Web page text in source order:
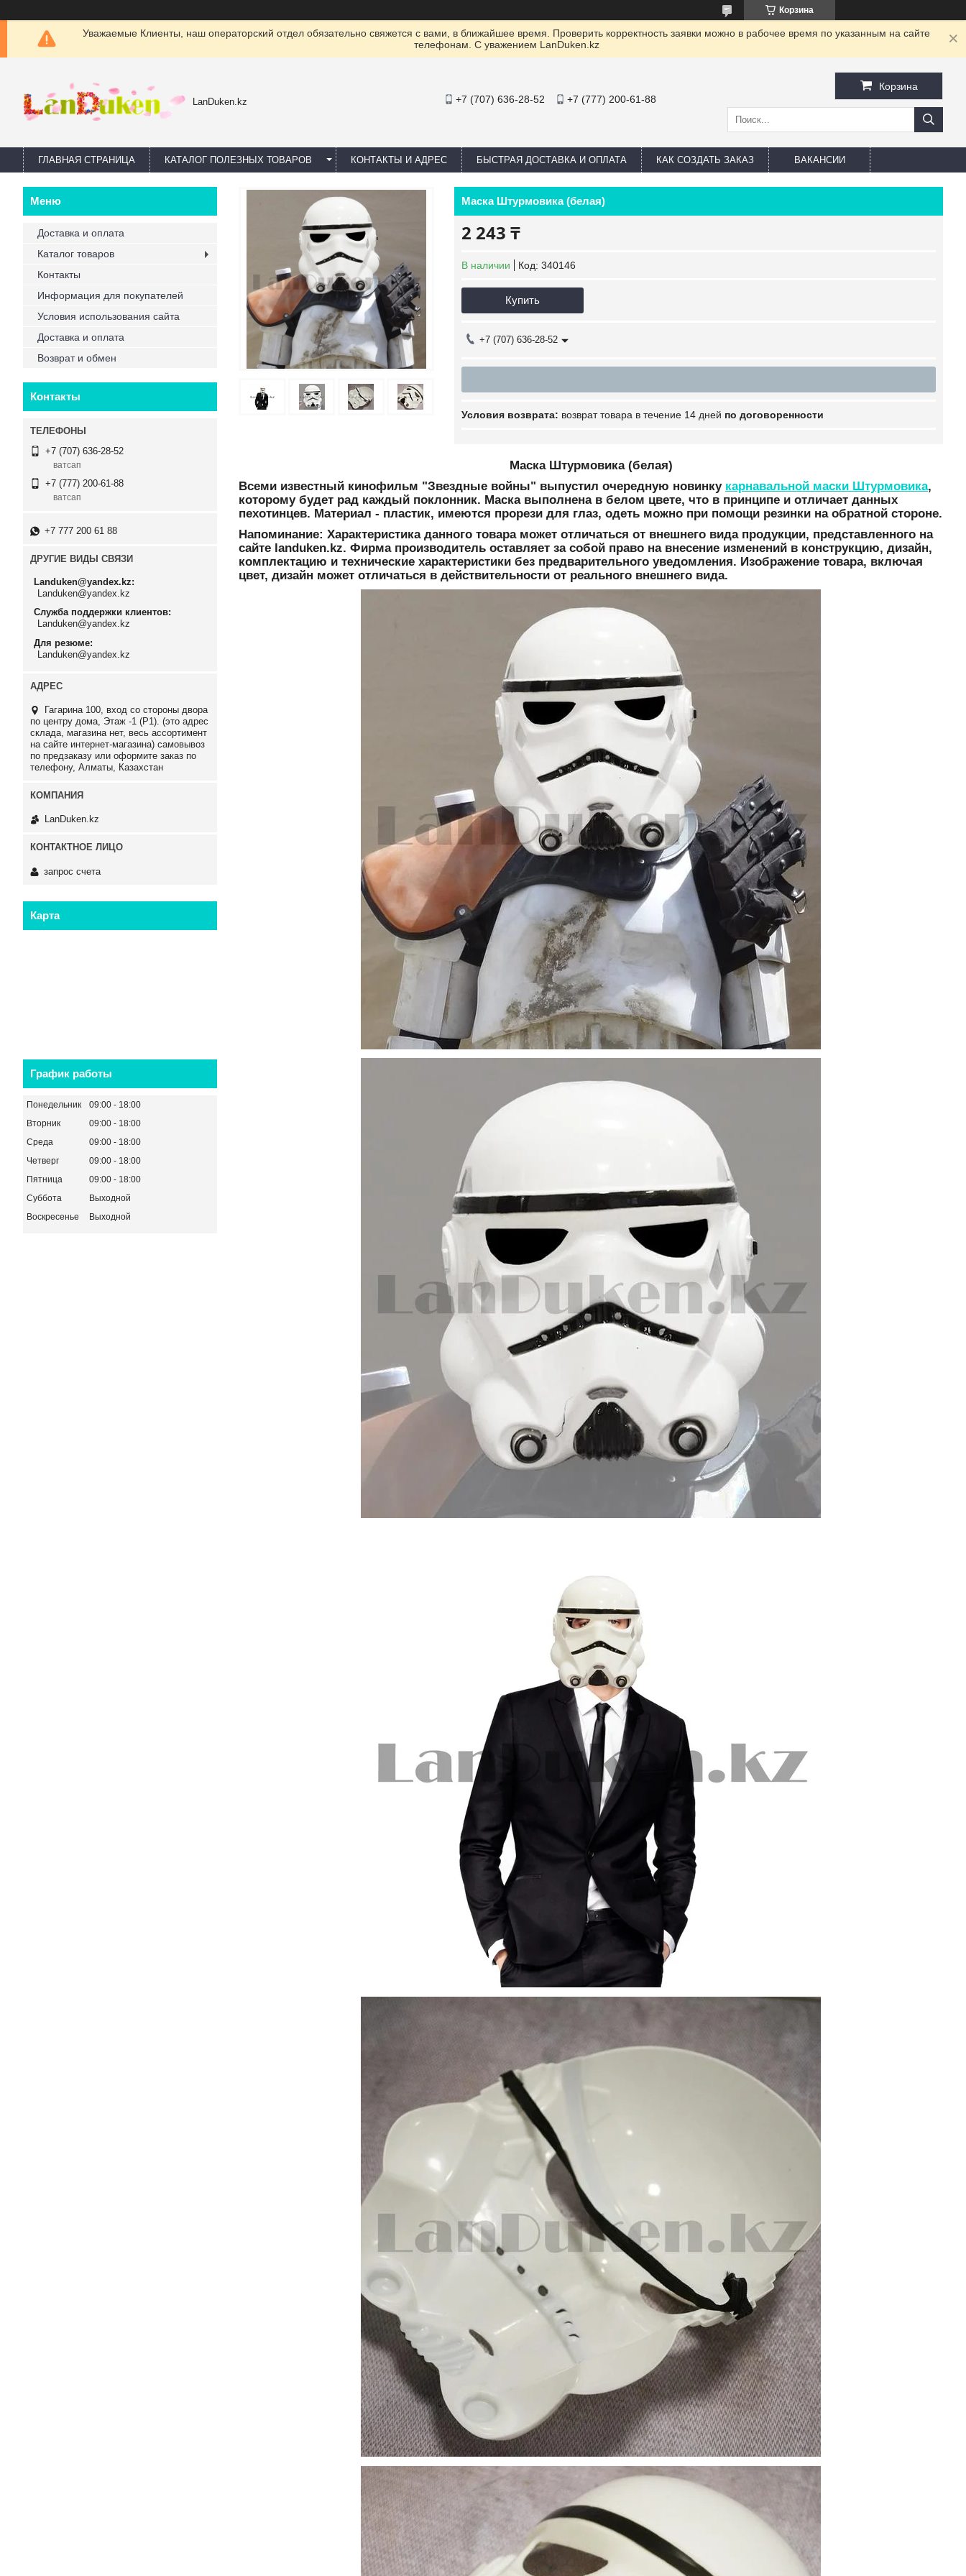
Корзина
Уважаемые Клиенты, наш операторский отдел обязательно свяжется с вами, в ближайшее время. Проверить корректность заявки можно в рабочее время по указанным на сайте
телефонам. С уважением LanDuken.kz
LanDuken.kz +7 (707) 636-28-52 +7 (777) 200-61-88
Корзина
ГЛАВНАЯ СТРАНИЦА КАТАЛОГ ПОЛЕЗНЫХ ТОВАРОВ КОНТАКТЫ И АДРЕС БЫСТРАЯ ДОСТАВКА И ОПЛАТА КАК СОЗДАТЬ ЗАКАЗ ВАКАНСИИ
Маска Штурмовика (белая)
2 243 ₸
В наличии Код: 340146
Купить
+7 (707) 636-28-52
возврат товара в течение 14 дней по договоренности
Маска Штурмовика (белая)
Всеми известный кинофильм "Звездные войны" выпустил очередную новинку карнавальной маски Штурмовика,
которому будет рад каждый поклонник. Маска выполнена в белом цвете, что в принципе и отличает данных
пехотинцев. Материал - пластик, имеются прорези для глаз, одеть можно при помощи резинки на обратной стороне.
Напоминание: Характеристика данного товара может отличаться от внешнего вида продукции, представленного на
сайте landuken.kz. Фирма производитель оставляет за собой право на внесение изменений в конструкцию, дизайн,
комплектацию и технические характеристики без предварительного уведомления. Изображение товара, включая
цвет, дизайн может отличаться в действительности от реального внешнего вида.
Доставка и оплата
Каталог товаров
Контакты
Информация для покупателей
Условия использования сайта
Доставка и оплата
Возврат и обмен
Контакты
+7 (707) 636-28-52
ватсап
+7 (777) 200-61-88
ватсап
+7 777 200 61 88
ДРУГИЕ ВИДЫ СВЯЗИ
Landuken@yandex.kz
Landuken@yandex.kz
Служба поддержки клиентов
Landuken@yandex.kz
Для резюме
Landuken@yandex.kz
Гагарина 100, вход со стороны двора
по центру дома, Этаж -1 (P1). (это адрес
склада, магазина нет, весь ассортимент
на сайте интернет-магазина) самовывоз
по предзаказу или оформите заказ по
телефону, Алматы, Казахстан
LanDuken.kz
запрос счета
Карта
График работы
Понедельник 09:00
18:00
Вторник
09:00
18:00
Среда
09:00
18:00
Четверг
09:00
18:00
Пятница
09:00
18:00
Суббота
Выходной
Воскресенье
Выходной